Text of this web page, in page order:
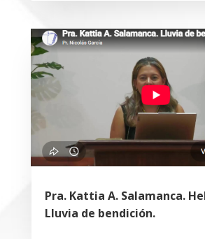
Pra. Kattia A. Salamanca.
Lluvia de bendición.